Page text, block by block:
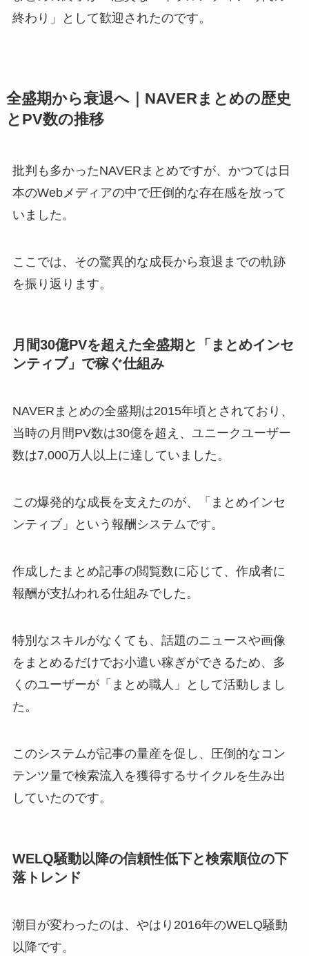
終わり」として歓迎されたのです。
全盛期から衰退へ｜NAVERまとめの歴史
とPV数の推移
批判も多かったNAVERまとめですが、かつては日
本のWebメディアの中で圧倒的な存在感を放って
いました。
ここでは、その驚異的な成長から衰退までの軌跡
を振り返ります。
月間30億PVを超えた全盛期と「まとめインセ
ンティブ」で稼ぐ仕組み
NAVERまとめの全盛期は2015年頃とされており、
当時の月間PV数は30億を超え、ユニークユーザー
数は7,000万人以上に達していました。
この爆発的な成長を支えたのが、「まとめインセ
ンティブ」という報酬システムです。
作成したまとめ記事の閲覧数に応じて、作成者に
報酬が支払われる仕組みでした。
特別なスキルがなくても、話題のニュースや画像
をまとめるだけでお小遣い稼ぎができるため、多
くのユーザーが「まとめ職人」として活動しまし
た。
このシステムが記事の量産を促し、圧倒的なコン
テンツ量で検索流入を獲得するサイクルを生み出
していたのです。
WELQ騒動以降の信頼性低下と検索順位の下
落トレンド
潮目が変わったのは、やはり2016年のWELQ騒動
以降です。